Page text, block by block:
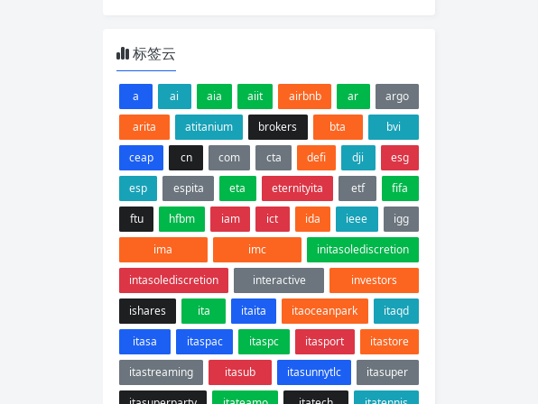
标签云
a ai aia aiit airbnb ar
argo
arita
atitanium brokers bta
bvi
ceap
cn com cta defi dji
esg
esp
espita eta eternityita etf
fifa
ftu
hfbm iam ict ida ieee
igg
ima
imc
initasolediscretion
intasolediscretion
interactive
investors
ishares
ita itaita itaoceanpark
itaqd
itasa
itaspac itaspc itasport
itastore
itastreaming
itasub itasunnytlc
itasuper